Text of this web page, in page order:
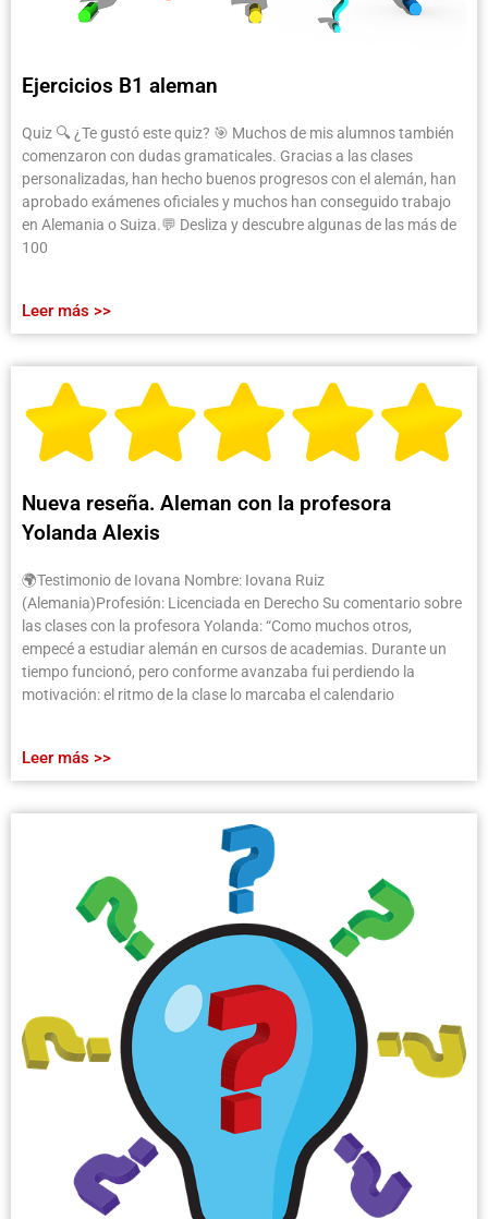
Ejercicios B1 aleman
Quiz 🔍 ¿Te gustó este quiz? 🎯 Muchos de mis alumnos también
comenzaron con dudas gramaticales. Gracias a las clases
personalizadas, han hecho buenos progresos con el alemán, han
aprobado exámenes oficiales y muchos han conseguido trabajo
en Alemania o Suiza.💬 Desliza y descubre algunas de las más de
100
Leer más >>
Nueva reseña. Aleman con la profesora
Yolanda Alexis
🌍Testimonio de Iovana Nombre: Iovana Ruiz
(Alemania)Profesión: Licenciada en Derecho Su comentario sobre
las clases con la profesora Yolanda: “Como muchos otros,
empecé a estudiar alemán en cursos de academias. Durante un
tiempo funcionó, pero conforme avanzaba fui perdiendo la
motivación: el ritmo de la clase lo marcaba el calendario
Leer más >>